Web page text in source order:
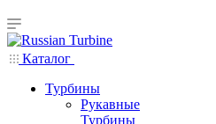
Каталог
Турбины
Рукавные
Турбины